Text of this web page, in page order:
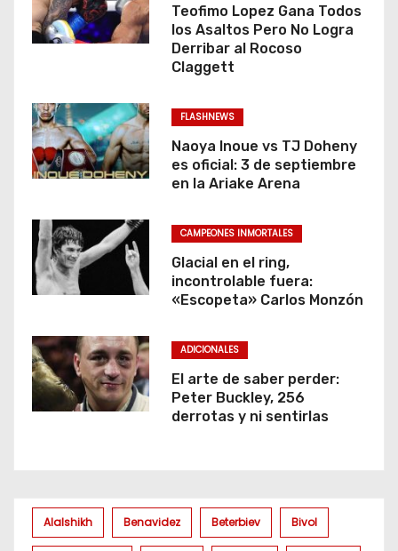
Teofimo Lopez Gana Todos
los Asaltos Pero No Logra
Derribar al Rocoso
Claggett
FLASHNEWS
Naoya Inoue vs TJ Doheny
es oficial: 3 de septiembre
en la Ariake Arena
CAMPEONES INMORTALES
Glacial en el ring,
incontrolable fuera:
«Escopeta» Carlos Monzón
ADICIONALES
El arte de saber perder:
Peter Buckley, 256
derrotas y ni sentirlas
Alalshikh Benavidez Beterbiev Bivol